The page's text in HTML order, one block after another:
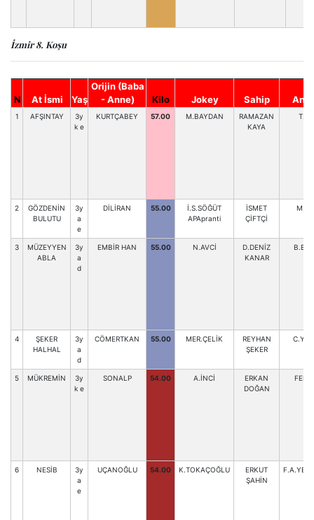
İzmir 8. Koşu
N At İsmi Yaş
Orijin (Baba
- Anne)
Kilo Jokey Sahip
1 AFŞINTAY
3y
k e
KURTÇABEY 57.00 M.BAYDAN
RAMAZAN
KAYA
2
GÖZDENİN
BULUTU
3y
a
e
DİLİRAN 55.00
İ.S.SÖĞÜT
APApranti
İSMET
ÇİFTÇİ
3
MÜZEYYEN
ABLA
3y
a
d
EMBİR HAN 55.00 N.AVCİ
D.DENİZ
KANAR
4
ŞEKER
HALHAL
3y
a
d
CÖMERTKAN 55.00 MER.ÇELİK
REYHAN
ŞEKER
5 MÜKREMİN
3y
k e
SONALP 54.00 A.İNCİ
ERKAN
DOĞAN
6 NESİB
3y
a
e
UÇANOĞLU 54.00 K.TOKAÇOĞLU
ERKUT
ŞAHİN